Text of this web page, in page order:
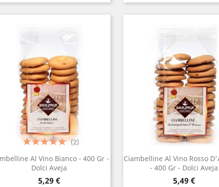
Al Vino Bianco - 400 Gr -
Dolci Aveja
Prezzo
5,29 €
(2)
Anteprima
Ciambelline Al Vino Rosso
- 400 Gr - Dolci Aveja
Prezzo
5,49 €
Anteprima